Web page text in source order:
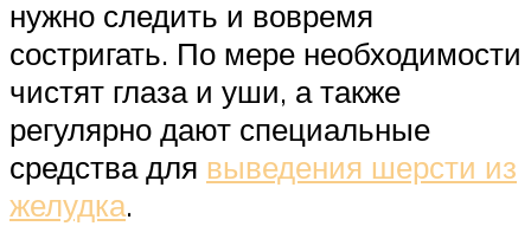
нужно следить и вовремя
состригать. По мере необходимости
чистят глаза и уши, а также
регулярно дают специальные
средства для выведения шерсти из
желудка.